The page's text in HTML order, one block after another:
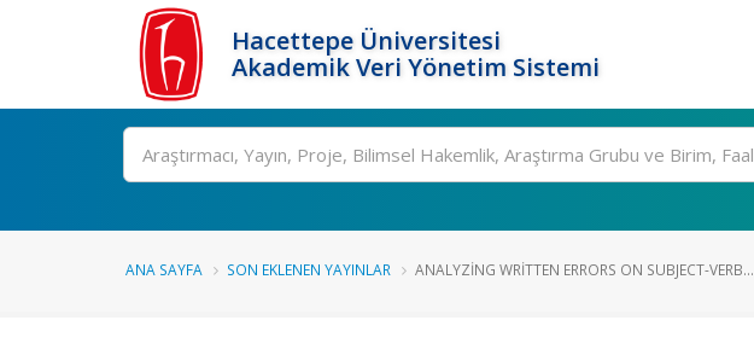
Hacettepe Üniversitesi
Akademik Veri Yönetim Sistemi
Ara
ANA SAYFA SON EKLENEN YAYINLAR ANALYZING WRITTEN ERRORS ON SUBJECT-VERB...